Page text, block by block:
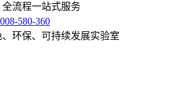
流程一站式服务
580-360
环保、可持续发展实验室